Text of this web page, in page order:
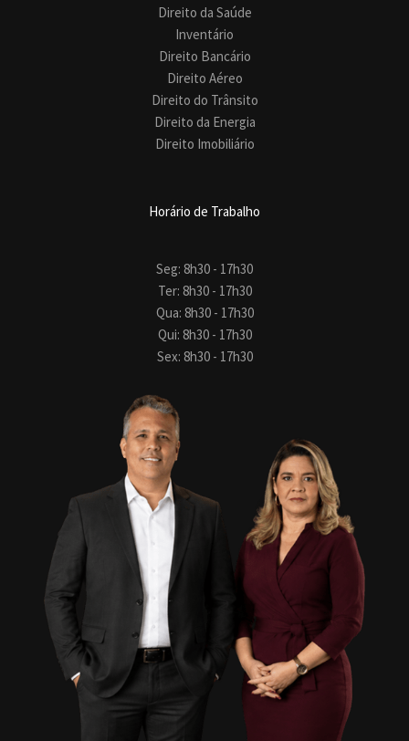
Direito da Saúde
Inventário
Direito Bancário
Direito Aéreo
Direito do Trânsito
Direito da Energia
Direito Imobiliário
Horário de Trabalho
Seg: 8h30 - 17h30
Ter: 8h30 - 17h30
Qua: 8h30 - 17h30
Qui: 8h30 - 17h30
Sex: 8h30 - 17h30